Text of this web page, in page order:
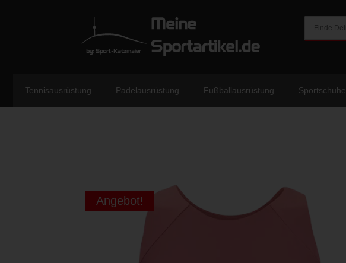
Tennisausrüstung Padelausrüstung Fußballausrüstung Sportschuhe
Angebot!